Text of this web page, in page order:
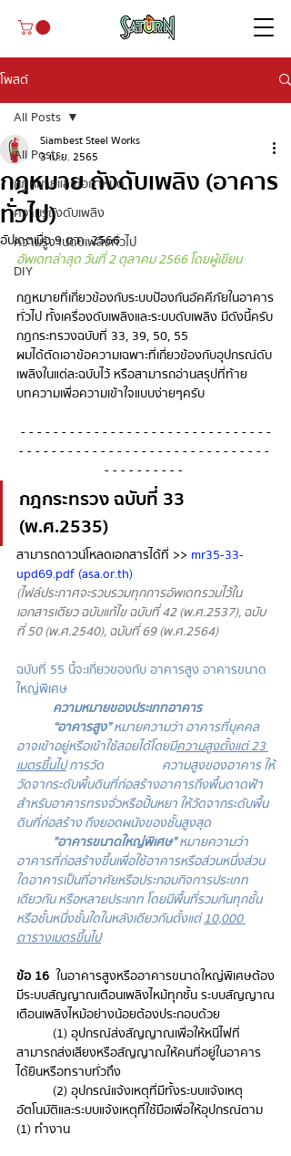
โพสต์
All Posts
กฏหมายและข้อกำหนด
ความรู้ถังดับเพลิง
ความรู้งานดับเพลิงทั่วไป
DIY
All Posts
กฎหมาย ถังดับเพลิง (อาคาร
ทั่วไป)
Siambest Steel Works
3 เม.ย. 2565
อัปเดตเมื่อ9 ต.ค. 2566
อัพเดทล่าสุด วันที่ 2 ตุลาคม 2566 โดยผู้เขียน
กฎหมายที่เกี่ยวข้องกับระบบป้องกันอัคคีภัยในอาคาร
ทั่วไป ทั้งเครื่องดับเพลิงและระบบดับเพลิง มีดังนี้ครับ
กฎกระทรวงฉบับที่ 33, 39, 50, 55
ผมได้ตัดเอาข้อความเฉพาะที่เกี่ยวข้องกับอุปกรณ์ดับ
เพลิงในแต่ละฉบับไว้ หรือสามารถอ่านสรุปที่ท้าย
บทความเพื่อความเข้าใจแบบง่ายๆครับ
- - - - - - - - - - - - - - - - - - - - - - - - - - - - - - -
- - - - - - - - - -
กฎกระทรวง ฉบับที่ 33
(พ.ศ.2535)
สามารถดาวน์โหลดเอกสารได้ที่ >> mr35-33-
upd69.pdf (asa.or.th)
(ไฟล์ประกาศจะรวบรวมทุกการอัพเดทรวมไว้ใน
เอกสารเดียว ฉบับแก้ไข ฉบับที่ 42 (พ.ศ.2537), ฉบับ
ที่ 50 (พ.ศ.2540), ฉบับที่ 69 (พ.ศ.2564)
ฉบับที่ 55 นี้จะเกี่ยวของกับ อาคารสูง อาคารขนาด
ใหญ่พิเศษ
ความหมายของประเภทอาคาร
“อาคารสูง” หมายความว่า อาคารที่บุคคล
อาจเข้าอยู่หรือเข้าใช้สอยได้โดยมีความสูงตั้งแต่ 23
เมตรขึ้นไป การวัด		ความสูงของอาคาร ให้
วัดจากระดับพื้นดินที่ก่อสร้างอาคารถึงพื้นดาดฟ้า
สำหรับอาคารทรงจั่วหรือปั้นหยา ให้วัดจากระดับพื้น
ดินที่ก่อสร้าง ถึงยอดผนังของชั้นสูงสุด
"อาคารขนาดใหญ่พิเศษ" หมายความว่า
อาคารที่ก่อสร้างขึ้นเพื่อใช้อาคารหรือส่วนหนึ่งส่วน
ใดอาคารเป็นที่อาศัยหรือประกอบกิจการประเภท
เดียวกัน หรือหลายประเภท โดยมีพื้นที่รวมกันทุกชั้น
หรือชั้นหนึ่งชั้นใดในหลังเดียวกันตั้งแต่ 10,000
ตารางเมตรขึ้นไป
ข้อ 16
  ในอาคารสูงหรืออาคารขนาดใหญ่พิเศษต้อง
มีระบบสัญญาณเตือนเพลิงไหม้ทุกชั้น ระบบสัญญาณ
เตือนเพลิงไหม้อย่างน้อยต้องประกอบด้วย
(1) อุปกรณ์ส่งสัญญาณเพื่อให้หนีไฟที่
สามารถส่งเสียงหรือสัญญาณให้คนที่อยู่ในอาคาร
ได้ยินหรือทราบทั่วถึง
(2) อุปกรณ์แจ้งเหตุที่มีทั้งระบบแจ้งเหตุ
อัตโนมัติและระบบแจ้งเหตุที่ใช้มือเพื่อให้อุปกรณ์ตาม
(1) ทำงาน